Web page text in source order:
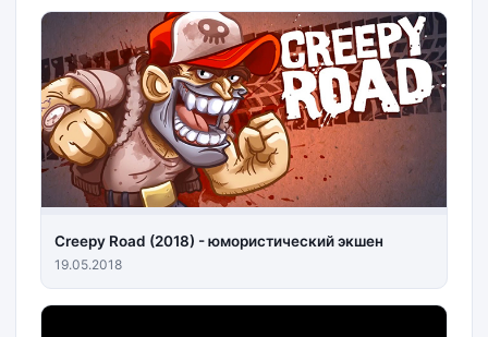
Creepy Road (2018) - юмористический экшен
19.05.2018